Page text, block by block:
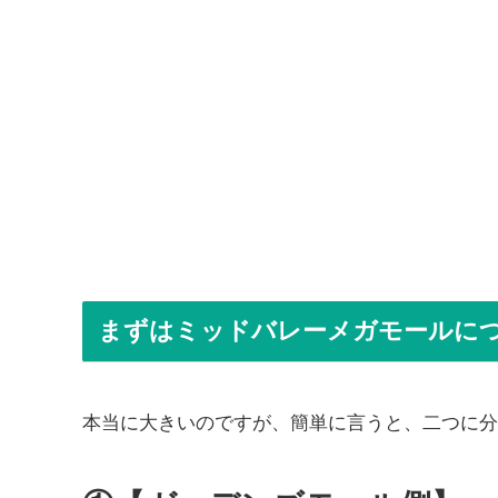
まずはミッドバレーメガモールに
本当に大きいのですが、簡単に言うと、二つに分